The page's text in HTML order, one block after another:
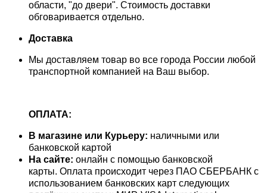
области, "до двери". Стоимость доставки
обговаривается отдельно.
Доставка
Мы доставляем товар во все города России любой
транспортной компанией на Ваш выбор.
ОПЛАТА:
В магазине или Курьеру: наличными или
банковской картой
На сайте: онлайн с помощью банковской
карты. Оплата происходит через ПАО СБЕРБАНК с
использованием банковских карт следующих